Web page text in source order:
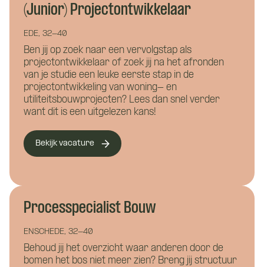
(Junior) Projectontwikkelaar
EDE, 32-40
Ben jij op zoek naar een vervolgstap als
projectontwikkelaar of zoek jij na het afronden
van je studie een leuke eerste stap in de
projectontwikkeling van woning- en
utiliteitsbouwprojecten? Lees dan snel verder
want dit is een uitgelezen kans!
Bekijk vacature
Processpecialist Bouw
ENSCHEDE, 32-40
Behoud jij het overzicht waar anderen door de
bomen het bos niet meer zien? Breng jij structuur
Wie ben je?
Wil je alvast wat kwijt?
Namens welk bedrijf neem je contact op?